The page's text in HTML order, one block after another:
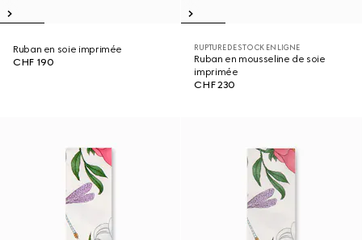
Ruban en soie imprimée
CHF 190
RUPTURE DE STOCK EN LIGNE
Ruban en mousseline de soie
imprimée
CHF 230